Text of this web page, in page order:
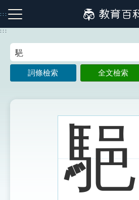
到
主
:::
注音索引圖示 筆畫索引圖示
:::
詞條檢索 全文檢索
䣖